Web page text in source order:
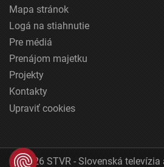
Mapa stránok
Logá na stiahnutie
Pre médiá
Prenájom majetku
Projekty
Kontakty
Upraviť cookies
© 2026 STVR - Slovenská televízia